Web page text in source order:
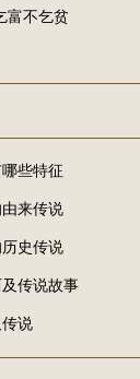
富不乞贫
些特征
来传说
史传说
传说故事
说